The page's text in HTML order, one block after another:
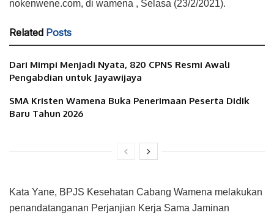
nokenwene.com, di wamena , Selasa (23/2/2021).
Related Posts
Dari Mimpi Menjadi Nyata, 820 CPNS Resmi Awali
Pengabdian untuk Jayawijaya
SMA Kristen Wamena Buka Penerimaan Peserta Didik
Baru Tahun 2026
Kata Yane, BPJS Kesehatan Cabang Wamena melakukan
penandatanganan Perjanjian Kerja Sama Jaminan